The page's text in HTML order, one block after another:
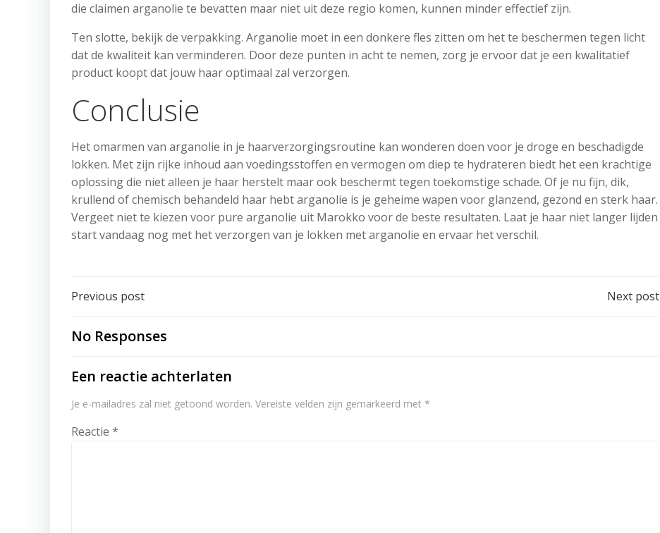
die claimen arganolie te bevatten maar niet uit deze regio komen, kunnen minder effectief zijn.
Ten slotte, bekijk de verpakking. Arganolie moet in een donkere fles zitten om het te beschermen tegen licht
dat de kwaliteit kan verminderen. Door deze punten in acht te nemen, zorg je ervoor dat je een kwalitatief
product koopt dat jouw haar optimaal zal verzorgen.
Conclusie
Het omarmen van arganolie in je haarverzorgingsroutine kan wonderen doen voor je droge en beschadigde
lokken. Met zijn rijke inhoud aan voedingsstoffen en vermogen om diep te hydrateren biedt het een krachtige
oplossing die niet alleen je haar herstelt maar ook beschermt tegen toekomstige schade. Of je nu fijn, dik,
krullend of chemisch behandeld haar hebt arganolie is je geheime wapen voor glanzend, gezond en sterk haar.
Vergeet niet te kiezen voor pure arganolie uit Marokko voor de beste resultaten. Laat je haar niet langer lijden
start vandaag nog met het verzorgen van je lokken met arganolie en ervaar het verschil.
Post
navigation
Previous post Next post
No Responses
Een reactie achterlaten
Je e-mailadres zal niet getoond worden. Vereiste velden zijn gemarkeerd met *
Reactie *